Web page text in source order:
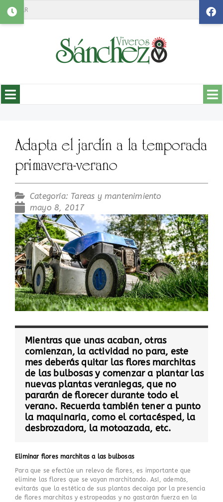
Adapta el jardín a la temporada
primavera-verano
Categoría: Tareas y mantenimiento
mayo 8, 2017
Mientras que unas acaban, otras
comienzan, la actividad no para, este
mes deberás quitar las flores marchitas
de las bulbosas y comenzar a plantar las
nuevas plantas veraniegas, que no
pararán de florecer durante todo el
verano. Recuerda también tener a punto
la maquinaria, como el cortacésped, la
desbrozadora, la motoazada, etc.
Eliminar flores marchitas a las bulbosas
Para que se efectúe un relevo de flores, es importante que
elimine las flores que se vayan marchitando. Así, además,
evitarás que la estética de sus plantas decaiga por la presencia
de flores marchitas y estropeadas y no gastarán fuerza en la